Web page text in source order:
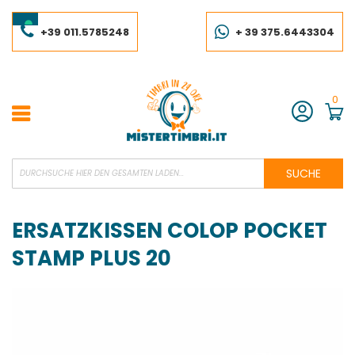
to
Content+39 011.5785248 + 39 375.6443304
Konto
0
SUCHE
ERSATZKISSEN COLOP POCKET
STAMP PLUS 20